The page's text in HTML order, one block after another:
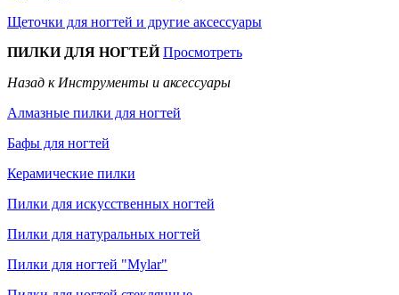
Щеточки для ногтей и другие аксессуары
ПИЛКИ ДЛЯ НОГТЕЙПросмотреть
Назад к Инструменты и аксессуары
Алмазные пилки для ногтей
Бафы для ногтей
Керамические пилки
Пилки для искусственных ногтей
Пилки для натуральных ногтей
Пилки для ногтей "Mylar"